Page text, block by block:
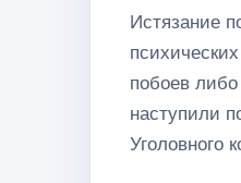
Истязание
побоев
наступили
Уголовного